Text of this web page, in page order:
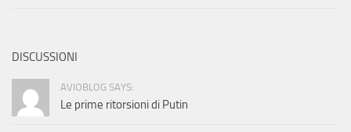
DISCUSSIONI
AVIOBLOG SAYS:
Le prime ritorsioni di Putin